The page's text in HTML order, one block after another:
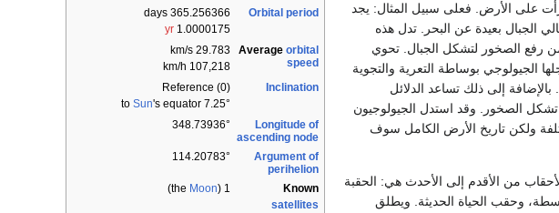
Orbital period
365.256366 days
1.0000175
yr
Average orbital
speed
29.783 km/s
107,218 km/h
Inclination
Reference (0)
7.25° to
Sun's equator
Longitude of
ascending node
348.73936°
Argument of
perihelion
114.20783°
Known
satellites
1 (the
Moon
)
على الأرض. فعلى سبيل المثال: يجد
الجبال بعيدة عن البحر. تدل هذه
رفع الصخور لتشكل الجبال. تحوي
بوساطة التعرية والتجوية
إلى ذلك تساعد الدلائل
الصخور. وقد استدل الجيولوجيون
ولكن تاريخ الأرض الكامل سوف
من الأقدم إلى الأحدث هي: الحقبة
وحقب الحياة الحديثة. ويطلق